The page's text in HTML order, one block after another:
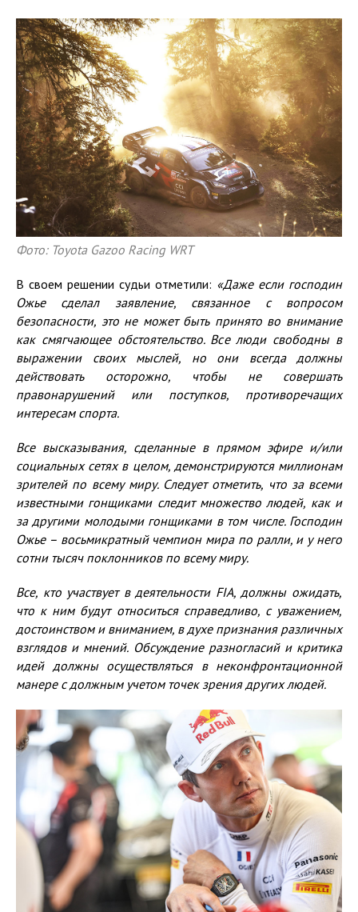
Фото: Toyota Gazoo Racing WRT
В своем решении судьи отметили: «Даже если господин
Ожье сделал заявление, связанное с вопросом
безопасности, это не может быть принято во внимание
как смягчающее обстоятельство. Все люди свободны в
выражении своих мыслей, но они всегда должны
действовать осторожно, чтобы не совершать
правонарушений или поступков, противоречащих
интересам спорта.
Все высказывания, сделанные в прямом эфире и/или
социальных сетях в целом,демонстрируются миллионам
зрителей по всему миру. Следует отметить, что за всеми
известными гонщиками следит множество людей, как и
за другими молодыми гонщиками в том числе. Господин
Ожье – восьмикратный чемпион мира по ралли, и у него
сотни тысяч поклонников по всему миру.
Все, кто участвует в деятельности FIA, должны ожидать,
что к ним будут относиться справедливо, с уважением,
достоинством и вниманием, в духе признания различных
взглядов и мнений. Обсуждение разногласий и критика
идей должны осуществляться в неконфронтационной
манере с должным учетом точек зрения других людей.